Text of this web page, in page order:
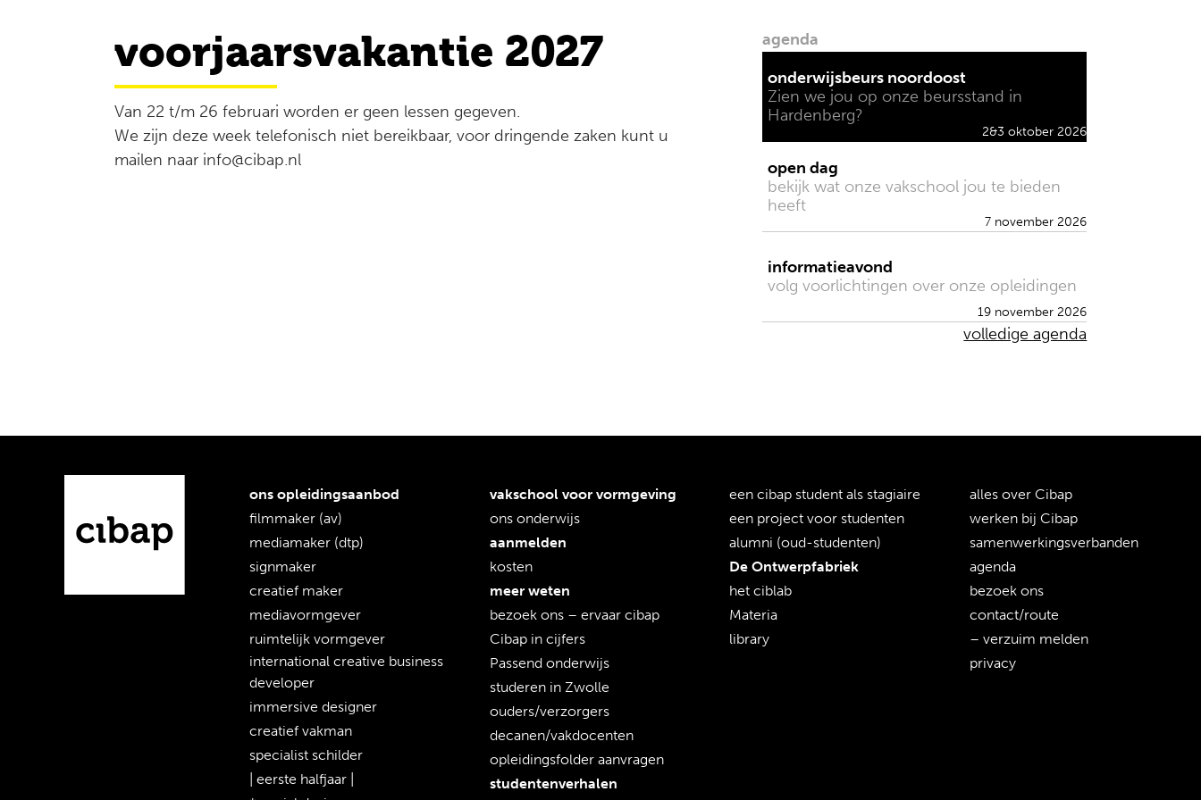
voorjaarsvakantie 2027
Van 22 t/m 26 februari worden er geen lessen gegeven.
We zijn deze week telefonisch niet bereikbaar, voor dringende zaken kunt u
mailen naar info@cibap.nl
agenda
onderwijsbeurs noordoost
Zien we jou op onze beursstand in
Hardenberg?
2&3 oktober 2026
open dag
bekijk wat onze vakschool jou te bieden
heeft
7 november 2026
informatieavond
volg voorlichtingen over onze opleidingen
19 november 2026
volledige agenda
ons opleidingsaanbod
filmmaker (av)
mediamaker (dtp)
signmaker
creatief maker
mediavormgever
ruimtelijk vormgever
international creative business
developer
immersive designer
creatief vakman
specialist schilder
| eerste halfjaar |
vakschool voor vormgeving
ons onderwijs
aanmelden
kosten
meer weten
bezoek ons – ervaar cibap
Cibap in cijfers
Passend onderwijs
studeren in Zwolle
ouders/verzorgers
decanen/vakdocenten
opleidingsfolder aanvragen
studenten­verhalen
een cibap student als stagiaire
een project voor studenten
alumni (oud-studenten)
De Ontwerpfabriek
het ciblab
Materia
library
alles over Cibap
werken bij Cibap
samenwerkingsverbanden
agenda
bezoek ons
contact/route
– verzuim melden
privacy